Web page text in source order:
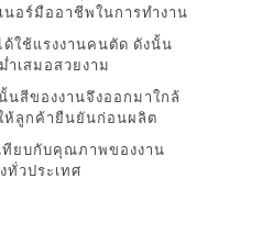
นอร์มืออาชีพในการทำงาน
ด้ใช้แรงงานคนตัด ดังนั้น
ำเสมอสวยงาม
นสีของงานจึงออกมาใกล้
ห้ลูกค้ายืนยันก่อนผลิต
ทียบกับคุณภาพของงาน
ทั่วประเทศ